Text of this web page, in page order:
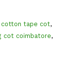
cotton tape cot,
cot coimbatore,